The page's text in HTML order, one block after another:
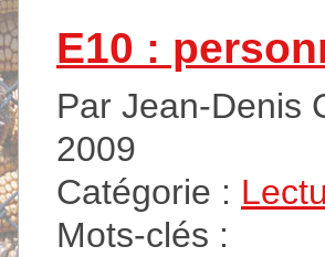
E10 :
Par Jean-Denis
2009
Catégorie :
Mots-clés :